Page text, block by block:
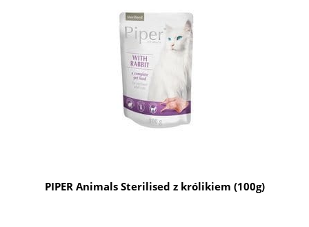
PIPER Animals Sterilised z królikiem (100g)